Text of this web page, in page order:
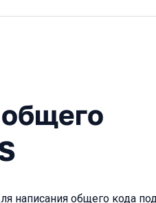
кода под
написания общего кода